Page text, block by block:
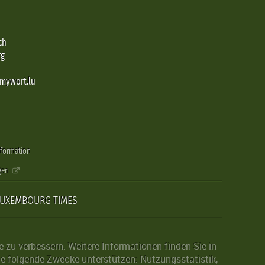
TIMES
verbessern. Weitere Informationen finden Sie in
folgende Zwecke unterstützen: Nutzungsstatistik,